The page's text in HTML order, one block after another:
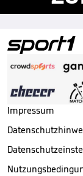
Impressum